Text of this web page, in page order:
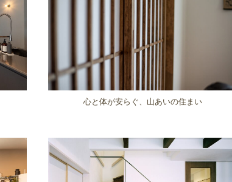
心と体が安らぐ、山あいの住まい